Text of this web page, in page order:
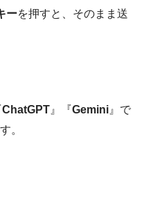
ーを押すと、そのまま送
ChatGPT 』『Gemini 』で
。